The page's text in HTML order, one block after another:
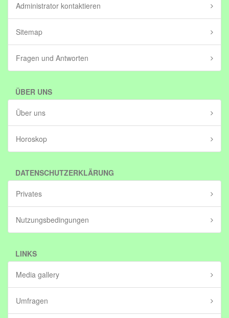
Administrator kontaktieren
Sitemap
Fragen und Antworten
ÜBER UNS
Über uns
Horoskop
DATENSCHUTZERKLÄRUNG
Privates
Nutzungsbedingungen
LINKS
Media gallery
Umfragen